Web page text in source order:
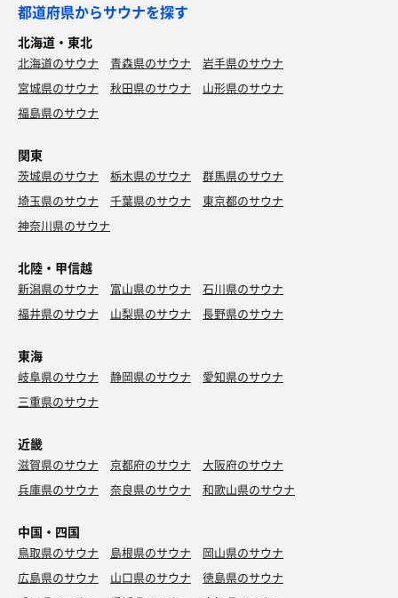
都道府県からサウナを探す
北海道・東北
北海道のサウナ 青森県のサウナ
岩手県のサウナ
宮城県のサウナ
秋田県のサウナ
山形県のサウナ
福島県のサウナ
関東
茨城県のサウナ 栃木県のサウナ
群馬県のサウナ
埼玉県のサウナ
千葉県のサウナ
東京都のサウナ
神奈川県のサウナ
北陸・甲信越
新潟県のサウナ 富山県のサウナ
石川県のサウナ
福井県のサウナ
山梨県のサウナ 長野県のサウナ
東海
岐阜県のサウナ 静岡県のサウナ
愛知県のサウナ
三重県のサウナ
近畿
滋賀県のサウナ 京都府のサウナ
大阪府のサウナ
兵庫県のサウナ
奈良県のサウナ 和歌山県のサウナ
中国・四国
鳥取県のサウナ 島根県のサウナ
岡山県のサウナ
広島県のサウナ
山口県のサウナ
徳島県のサウナ